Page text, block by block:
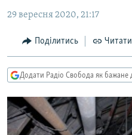
основної
навігації
Перейти
до
пошуку
ЕКОНОМІКА
СУСПІЛЬСТВО
УКРАЇНА
СВІТ
РОСІЙСЬКА «ФІЛЬТРАЦІЯ»
ДОНБАС.РЕАЛІЇ
ТИ ЯК?
СХЕМИ
КИТАЙ.ВИКЛИКИ
29 вересня 2020, 21:17
Поділитись
Додати Радіо Свобода як бажане